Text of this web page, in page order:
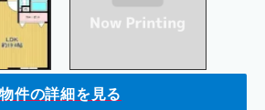
物件の詳細を見る